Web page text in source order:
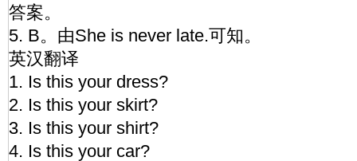
答案。
5. B。由She is never late.可知。
英汉翻译
1. Is this your dress?
2. Is this your skirt?
3. Is this your shirt?
4. Is this your car?